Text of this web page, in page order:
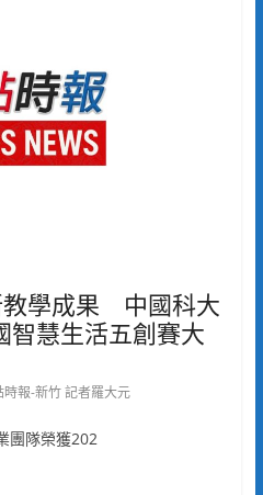
教學成果 中國科大
慧生活五創賽大
時報-新竹 記者羅大元
團隊榮獲202